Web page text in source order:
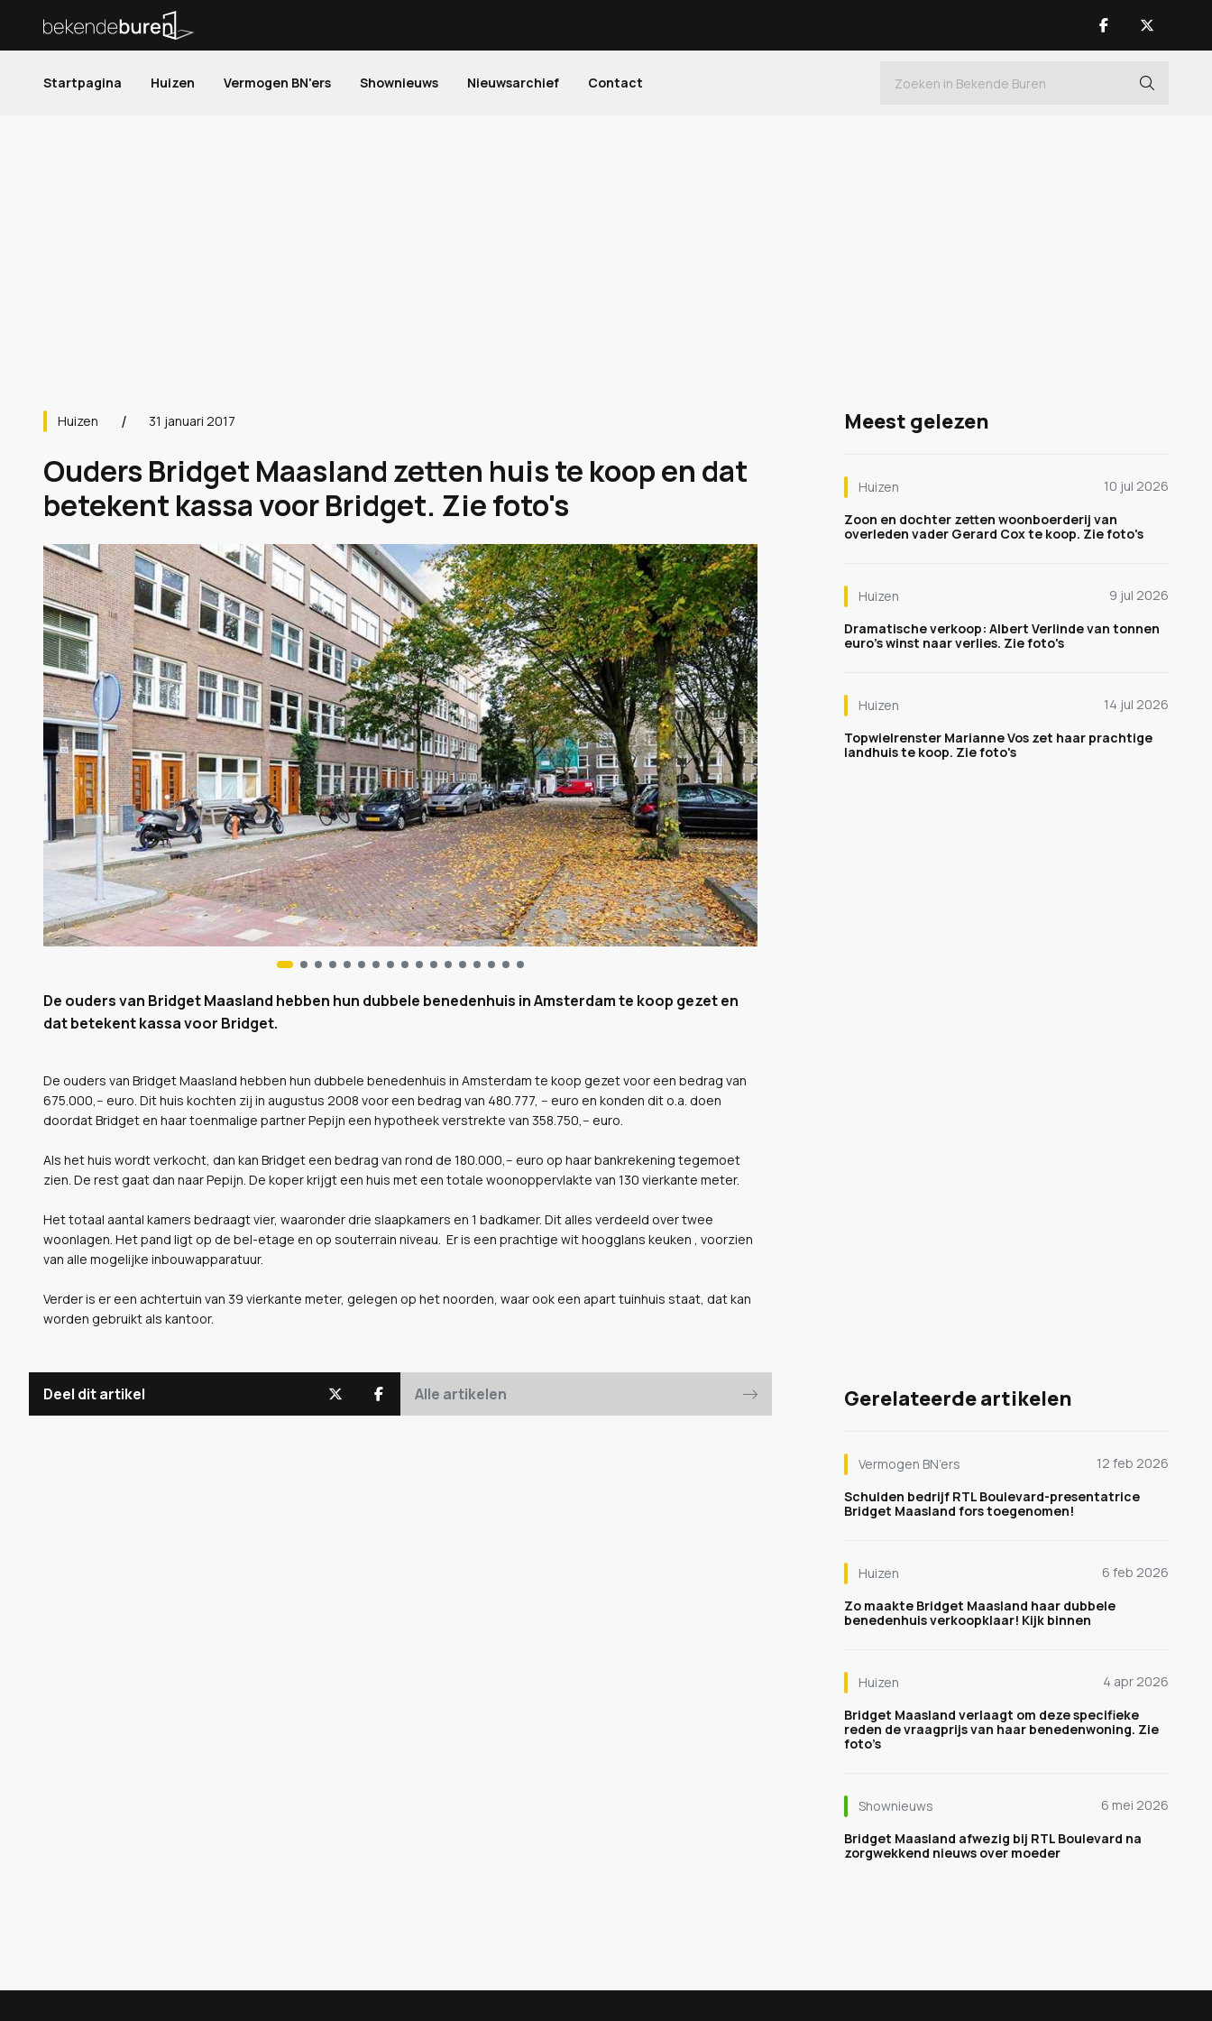
Startpagina Huizen Vermogen BN'ers Shownieuws Nieuwsarchief Contact
Huizen 31 januari 2017
Ouders Bridget Maasland zetten huis te koop en dat
betekent kassa voor Bridget. Zie foto's
De ouders van Bridget Maasland hebben hun dubbele benedenhuis in Amsterdam te koop gezet en
dat betekent kassa voor Bridget.
De ouders van Bridget Maasland hebben hun dubbele benedenhuis in Amsterdam te koop gezet voor een bedrag van
675.000,-- euro. Dit huis kochten zij in augustus 2008 voor een bedrag van 480.777, -- euro en konden dit o.a. doen
doordat Bridget en haar toenmalige partner Pepijn een hypotheek verstrekte van 358.750,-- euro.
Als het huis wordt verkocht, dan kan Bridget een bedrag van rond de 180.000,-- euro op haar bankrekening tegemoet
zien. De rest gaat dan naar Pepijn. De koper krijgt een huis met een totale woonoppervlakte van 130 vierkante meter.
Het totaal aantal kamers bedraagt vier, waaronder drie slaapkamers en 1 badkamer. Dit alles verdeeld over twee
woonlagen. Het pand ligt op de bel-etage en op souterrain niveau. Er is een prachtige wit hoogglans keuken , voorzien
van alle mogelijke inbouwapparatuur.
Verder is er een achtertuin van 39 vierkante meter, gelegen op het noorden, waar ook een apart tuinhuis staat, dat kan
worden gebruikt als kantoor.
Deel dit artikel Alle artikelen
Meest gelezen
Huizen
10 jul 2026
Zoon en dochter zetten woonboerderij van
overleden vader Gerard Cox te koop. Zie foto's
Huizen
9 jul 2026
Dramatische verkoop: Albert Verlinde van tonnen
euro's winst naar verlies. Zie foto's
Huizen
14 jul 2026
Topwielrenster Marianne Vos zet haar prachtige
landhuis te koop. Zie foto's
Gerelateerde artikelen
Vermogen BN’ers
12 feb 2026
Schulden bedrijf RTL Boulevard-presentatrice
Bridget Maasland fors toegenomen!
Huizen
6 feb 2026
Zo maakte Bridget Maasland haar dubbele
benedenhuis verkoopklaar! Kijk binnen
Huizen
4 apr 2026
Bridget Maasland verlaagt om deze specifieke
reden de vraagprijs van haar benedenwoning. Zie
foto’s
Shownieuws
6 mei 2026
Bridget Maasland afwezig bij RTL Boulevard na
zorgwekkend nieuws over moeder